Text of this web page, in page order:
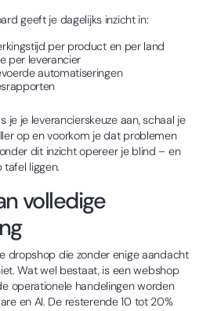
geeft je dagelijks inzicht in:
per product en per land
per leverancier
automatiseringen
je je leverancierskeuze aan, schaal je
op en voorkom je dat problemen
dit inzicht opereer je blind – en
liggen.
volledige
dropshop die zonder enige aandacht
Wat wel bestaat, is een webshop
operationele handelingen worden
en AI. De resterende 10 tot 20%